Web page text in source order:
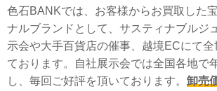
色石BANKでは、お客様からお買取した
ナルブランドとして、サスティナブルジ
示会や大手百貨店の催事、越境ECにて
ております。自社展示会では全国各地で
し、毎回ご好評を頂いております。 卸売